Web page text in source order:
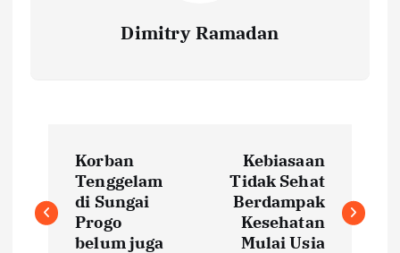
Dimitry Ramadan
o
s
Korban
Tenggelam
di Sungai
Progo
belum juga
Kebiasaan
Tidak Sehat
Berdampak
Kesehatan
Mulai Usia